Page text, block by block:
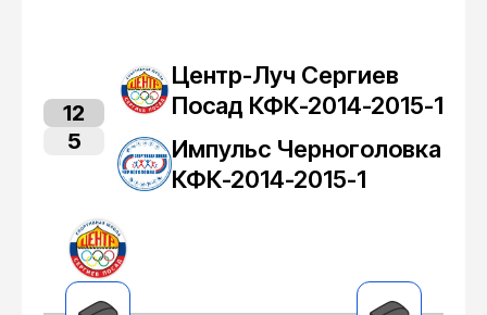
Центр-Луч Сергиев
Посад КФК-2014-2015-1
12
5
Импульс Черноголовка
КФК-2014-2015-1